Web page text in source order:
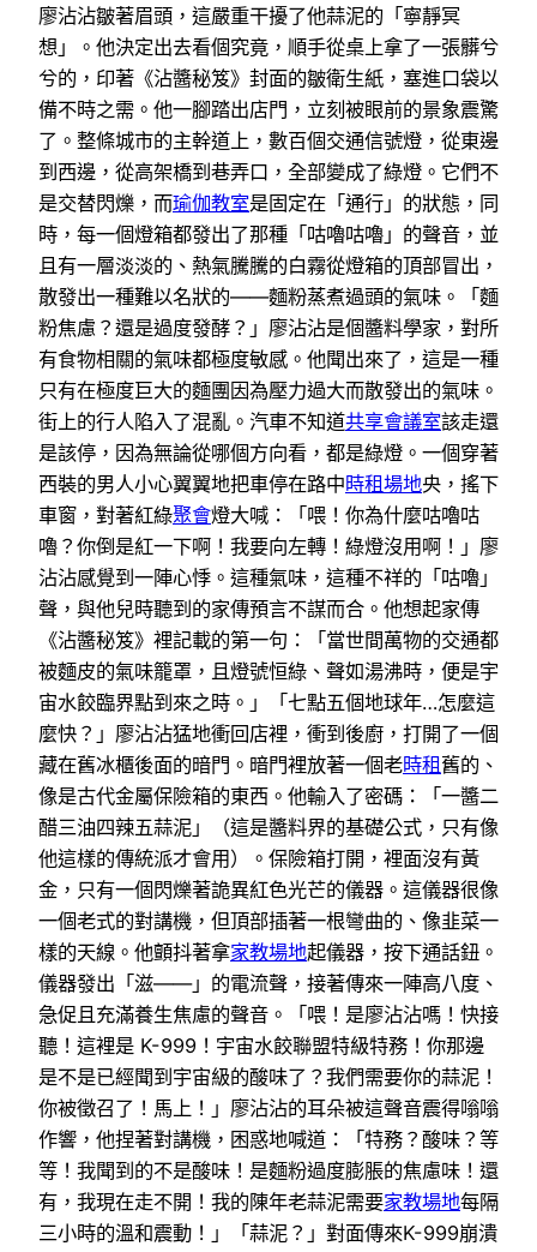
廖沾沾皺著眉頭，這嚴重干擾了他蒜泥的「寧靜冥
想」。他決定出去看個究竟，順手從桌上拿了一張髒兮
兮的，印著《沾醬秘笈》封面的皺衛生紙，塞進口袋以
備不時之需。他一腳踏出店門，立刻被眼前的景象震驚
了。整條城市的主幹道上，數百個交通信號燈，從東邊
到西邊，從高架橋到巷弄口，全部變成了綠燈。它們不
是交替閃爍，而瑜伽教室是固定在「通行」的狀態，同
時，每一個燈箱都發出了那種「咕嚕咕嚕」的聲音，並
且有一層淡淡的、熱氣騰騰的白霧從燈箱的頂部冒出，
散發出一種難以名狀的——麵粉蒸煮過頭的氣味。「麵
粉焦慮？還是過度發酵？」廖沾沾是個醬料學家，對所
有食物相關的氣味都極度敏感。他聞出來了，這是一種
只有在極度巨大的麵團因為壓力過大而散發出的氣味。
街上的行人陷入了混亂。汽車不知道共享會議室該走還
是該停，因為無論從哪個方向看，都是綠燈。一個穿著
西裝的男人小心翼翼地把車停在路中時租場地央，搖下
車窗，對著紅綠聚會燈大喊：「喂！你為什麼咕嚕咕
嚕？你倒是紅一下啊！我要向左轉！綠燈沒用啊！」廖
沾沾感覺到一陣心悸。這種氣味，這種不祥的「咕嚕」
聲，與他兒時聽到的家傳預言不謀而合。他想起家傳
《沾醬秘笈》裡記載的第一句：「當世間萬物的交通都
被麵皮的氣味籠罩，且燈號恒綠、聲如湯沸時，便是宇
宙水餃臨界點到來之時。」「七點五個地球年…怎麼這
麼快？」廖沾沾猛地衝回店裡，衝到後廚，打開了一個
藏在舊冰櫃後面的暗門。暗門裡放著一個老時租 舊的、
像是古代金屬保險箱的東西。他輸入了密碼：「一醬二
醋三油四辣五蒜泥」（這是醬料界的基礎公式，只有像
他這樣的傳統派才會用）。保險箱打開，裡面沒有黃
金，只有一個閃爍著詭異紅色光芒的儀器。這儀器很像
一個老式的對講機，但頂部插著一根彎曲的、像韭菜一
樣的天線。他顫抖著拿家教場地起儀器，按下通話鈕。
儀器發出「滋——」的電流聲，接著傳來一陣高八度、
急促且充滿養生焦慮的聲音。「喂！是廖沾沾嗎！快接
聽！這裡是 K-999！宇宙水餃聯盟特級特務！你那邊
是不是已經聞到宇宙級的酸味了？我們需要你的蒜泥！
你被徵召了！馬上！」廖沾沾的耳朵被這聲音震得嗡嗡
作響，他捏著對講機，困惑地喊道：「特務？酸味？等
等！我聞到的不是酸味！是麵粉過度膨脹的焦慮味！還
有，我現在走不開！我的陳年老蒜泥需要家教場地每隔
三小時的溫和震動！」「蒜泥？」對面傳來K-999崩潰